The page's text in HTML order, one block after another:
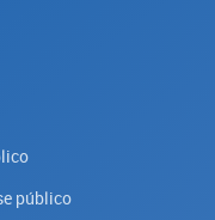
público